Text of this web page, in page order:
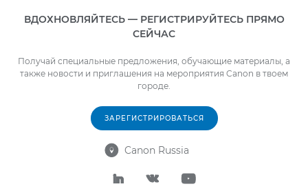
ВДОХНОВЛЯЙТЕСЬ — РЕГИСТРИРУЙТЕСЬ ПРЯМО
СЕЙЧАС
Получай специальные предложения, обучающие материалы, а
также новости и приглашения на мероприятия Canon в твоем
городе.
ЗАРЕГИСТРИРОВАТЬСЯ
 Canon Russia
  